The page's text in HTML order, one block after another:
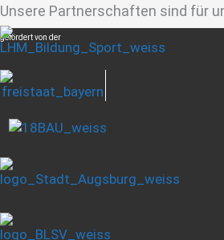
Unsere Partnerschaften sind für
gefördert von der